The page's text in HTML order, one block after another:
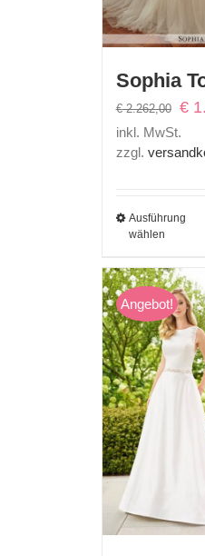
Sophia
€2.262,00
war:
€
inkl. MwSt.
zzgl.
Ausführung
wählen
Angebot!